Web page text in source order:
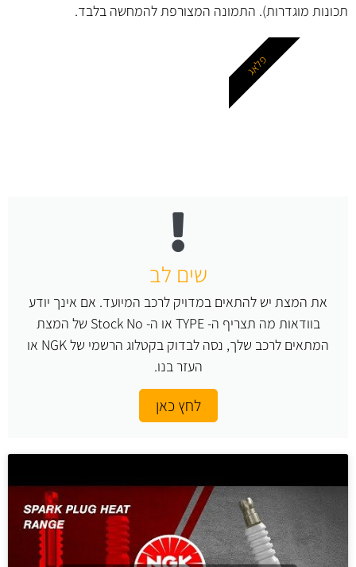
תכונות מוגדרות). התמונה המצורפת להמחשה בלבד.
שים לב
את המצת יש להתאים במדויק לרכב המיועד. אם אינך יודע
בוודאות מה תצריף ה- TYPE או ה- Stock No של המצת
המתאים לרכב שלך, נסה לבדוק בקטלוג הרשמי של NGK או
העזר בנו.
לחץ כאן
פלאג